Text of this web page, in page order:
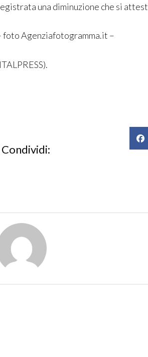
una diminuzione che si
foto Agenziafotogramma.it –
Condividi: